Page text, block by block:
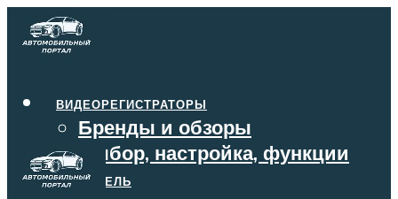
ВИДЕОРЕГИСТРАТОРЫ
Бренды и обзоры
Выбор, настройка, функции
ДВИГАТЕЛЬ